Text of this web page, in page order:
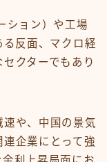
ション）や工場
反面、マクロ経
クターでもあり
や、中国の景気
企業にとって強